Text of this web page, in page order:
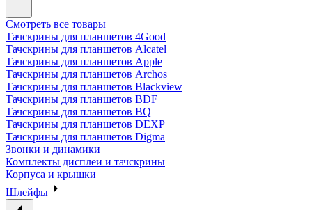
Смотреть все товары
Тачскрины для планшетов 4Good
Тачскрины для планшетов Alcatel
Тачскрины для планшетов Apple
Тачскрины для планшетов Archos
Тачскрины для планшетов Blackview
Тачскрины для планшетов BDF
Тачскрины для планшетов BQ
Тачскрины для планшетов DEXP
Тачскрины для планшетов Digma
Звонки и динамики
Комплекты дисплеи и тачскрины
Корпуса и крышки
Шлейфы